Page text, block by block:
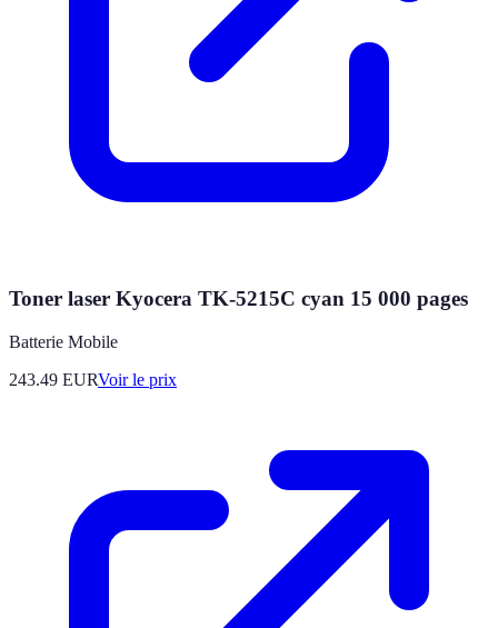
Toner laser Kyocera TK-5215C cyan 15 000 pages
Batterie Mobile
243.49 EURVoir le prix